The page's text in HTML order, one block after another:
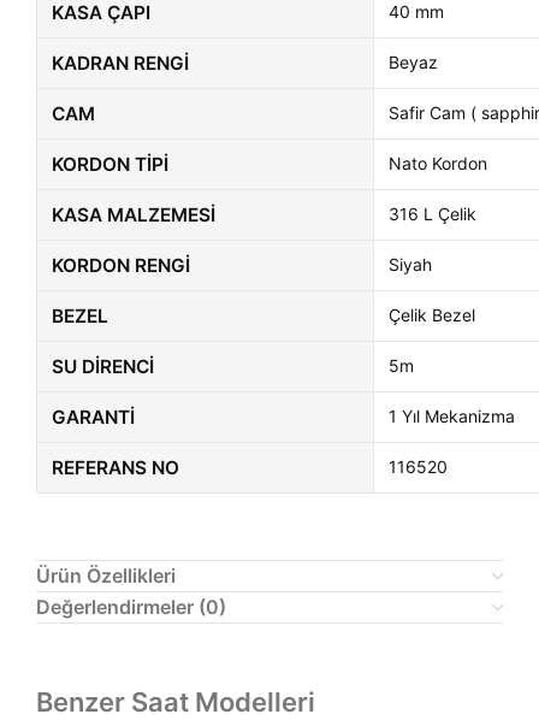
KASA ÇAPI 40 mm
KADRAN RENGI Beyaz
CAM Safir Cam (
KORDON TIPI Nato Kordon
KASA MALZEMESI 316 L Çelik
KORDON RENGI Siyah
BEZEL Çelik Bezel
SU DIRENCI 5m
GARANTI 1 Yıl Mekanizma
REFERANS NO 116520
Ürün Özellikleri
Değerlendirmeler (0)
Benzer Saat Modelleri